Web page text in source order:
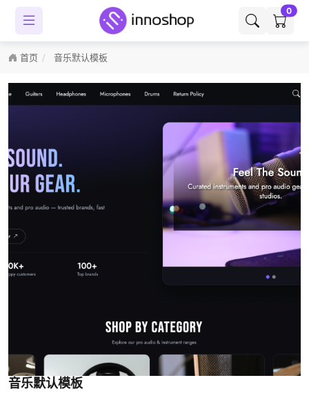
0
首页 音乐默认模板
音乐默认模板